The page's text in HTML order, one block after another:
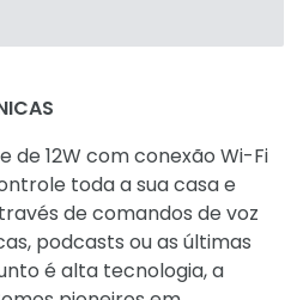
12W com conexão Wi-Fi
toda a sua casa e
de comandos de voz
podcasts ou as últimas
é alta tecnologia, a